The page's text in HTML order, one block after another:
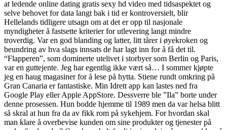
at ledende online dating gratis sexy hd video med tidsaspektet og
selve behovet for data langt bak i tid er kontroversielt, blir
Hellelands tidligere utsagn om at det er opp til nasjonale
myndigheter å fastsette kriterier for utlevering langt mindre
troverdig. Var en god blanding og latter, litt tårer i øyekroken og
beundring av hva slags innsats de har lagt inn for å få det til.
“Flapperen”, som dominerte utelivet i storbyer som Berlin og Paris,
var en guttejente. Jeg har egentlig ikke vært så… I sommer kjøpte
jeg en haug magasiner for å lese på hytta. Stiene rundt omkring på
Gran Canaria er fantastiske. Min Idrett app kan lastes ned fra
Google Play eller Apple AppStore. Dessverre ble ”Ila” borte under
denne prosessen. Hun bodde hjemme til 1989 men da var helsa blitt
så skral at hun fra da av fikk rom på sykehjem. For hvordan skal
man klare å overbevise kunden om sine produkter og tjenester på